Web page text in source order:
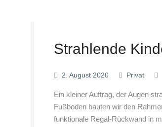
Strahlende
2. August 2020 Privat
Ein kleiner Auftrag, der Augen
Fußboden bauten wir den
funktionale Regal-Rückwand in